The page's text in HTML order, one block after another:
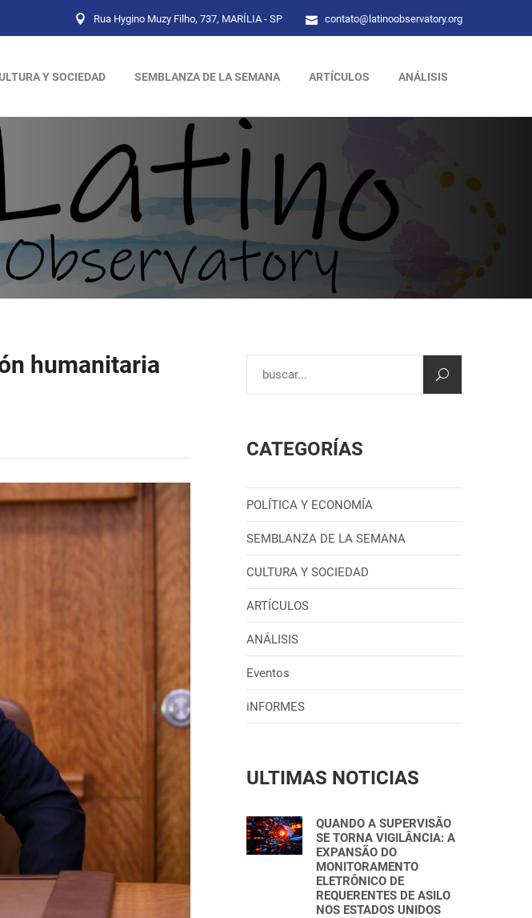
Rua Hygino Muzy Filho, 737, MARÍLIA - SP contato@latinoobservatory.org
Y SOCIEDAD SEMBLANZA DE LA SEMANA ARTÍCULOS ANÁLISIS
humanitaria
CATEGORÍAS
POLÍTICA Y ECONOMÍA
SEMBLANZA DE LA SEMANA
CULTURA Y SOCIEDAD
ARTÍCULOS
ANÁLISIS
Eventos
iNFORMES
ULTIMAS NOTICIAS
QUANDO A SUPERVISÃO
SE TORNA VIGILÂNCIA: A
EXPANSÃO DO
MONITORAMENTO
ELETRÔNICO DE
REQUERENTES DE ASILO
NOS ESTADOS UNIDOS